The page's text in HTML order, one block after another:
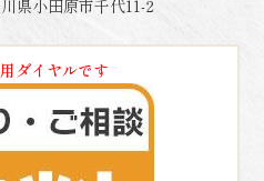
県小田原市千代11-2
ダイヤルです